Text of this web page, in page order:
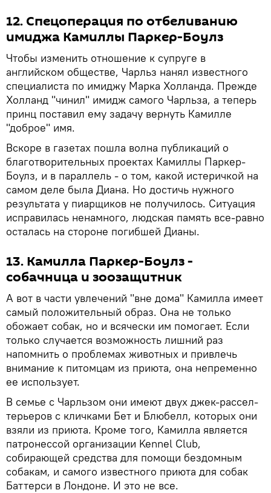
12. Спецоперация по отбеливанию
имиджа Камиллы Паркер-Боулз
Чтобы изменить отношение к супруге в
английском обществе, Чарльз нанял известного
специалиста по имиджу Марка Холланда. Прежде
Холланд "чинил" имидж самого Чарльза, а теперь
принц поставил ему задачу вернуть Камилле
"доброе" имя.
Вскоре в газетах пошла волна публикаций о
благотворительных проектах Камиллы Паркер-
Боулз, и в параллель - о том, какой истеричкой на
самом деле была Диана. Но достичь нужного
результата у пиарщиков не получилось. Ситуация
исправилась ненамного, людская память все-равно
осталась на стороне погибшей Дианы.
13. Камилла Паркер-Боулз -
собачница и зоозащитник
А вот в части увлечений "вне дома" Камилла имеет
самый положительный образ. Она не только
обожает собак, но и всячески им помогает. Если
только случается возможность лишний раз
напомнить о проблемах животных и привлечь
внимание к питомцам из приюта, она непременно
ее использует.
В семье с Чарльзом они имеют двух джек-рассел-
терьеров с кличками Бет и Блюбелл, которых они
взяли из приюта. Кроме того, Камилла является
патронессой организации Kennel Club,
собирающей средства для помощи бездомным
собакам, и самого известного приюта для собак
Баттерси в Лондоне. И это не все.